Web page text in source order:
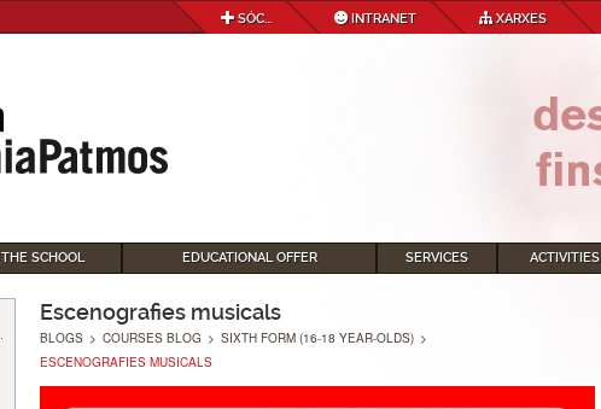
SÓC... INTRANET XARXES
THE SCHOOL EDUCATIONAL OFFER SERVICES ACTIVITIES
Escenografies musicals
BLOGS > COURSES BLOG > SIXTH FORM (16-18 YEAR-OLDS) >
ESCENOGRAFIES MUSICALS